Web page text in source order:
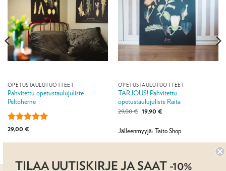
OPETUSTAULUTUOTTEET
Pahvitettu opetustaulujuliste
Peltoherne
Arvostelu
/ 5
29,00 €
OPETUSTAULUTUOTTEET
TARJOUS! Pahvitettu
opetustaulujuliste Raita
29,00€ Alkuperäinen
hinta
29,00 €.
19,90 €Nykyinen
19,90 €.
Jälleenmyyjä: Taito Shop
TILAA UUTISKIRJE JA SAAT -10%